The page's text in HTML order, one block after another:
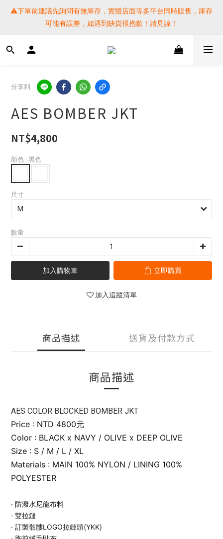
⚠️下單前建議先詢問有無庫存，實體店面等多平台同時販售，庫存
可能有誤差，如遇到缺貨很抱歉！請見諒！
⚠️下單前建議先詢問有無庫存，實體店面等多平台同時販售，庫存
可能有誤差，如遇到缺貨很抱歉！請見諒！
SF EXPRESS WORLD SHIPPING
提醒各位⚠️下單後寄出，請務必在時間內完成取貨才是乖寶寶呦~
如未取貨必須支付運費! 謝謝
⚠️下單前建議先詢問有無庫存，實體店面等多平台同時販售，庫存
分享到
AES BOMBER JKT
NT$4,800
顏色 : 黑色
尺寸
數量
加入購物車 立即購買
加入追蹤清單
商品描述 送貨及付款方式
商品描述
AES COLOR BLOCKED BOMBER JKT
Price : NTD 4800元
Color : BLACK x NAVY / OLIVE x DEEP OLIVE
Size : S / M / L / XL
Materials : MAIN 100% NYLON / LINING 100%
POLYESTER
· 防潑水尼龍布料
· 雙拉鏈
· 訂製骷髏LOGO拉鏈頭(YKK)